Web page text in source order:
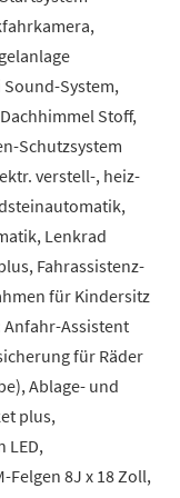
System,
Stoff,
Schutzsystem
verstell-, heiz-
Lenkrad
Fahrassistenz-
für Kindersitz
Anfahr-Assistent
für Räder
Ablage- und
plus,
LED,
8J x 18 Zoll,